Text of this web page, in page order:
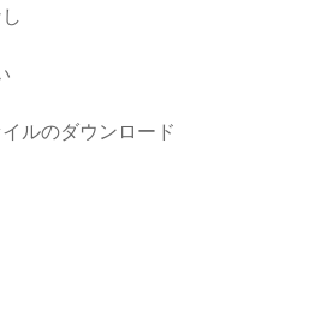
ルのダウンロード